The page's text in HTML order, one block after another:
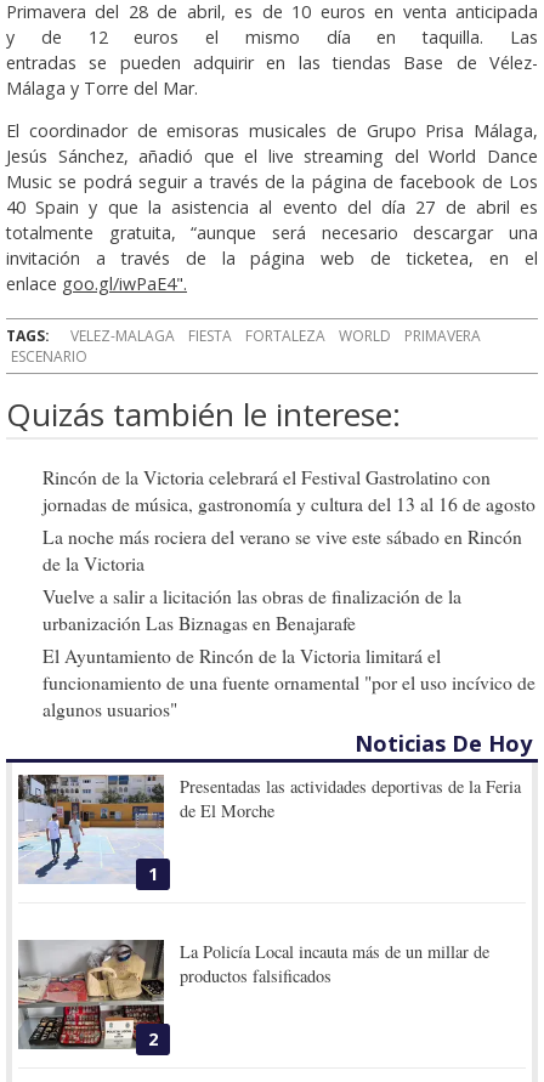
Primavera del 28 de abril, es de 10 euros en venta anticipada
y de 12 euros el mismo día en taquilla. Las
entradas se pueden adquirir en las tiendas Base de Vélez-
Málaga y Torre del Mar.
El coordinador de emisoras musicales de Grupo Prisa Málaga,
Jesús Sánchez, añadió que el live streaming del World Dance
Music se podrá seguir a través de la página de facebook de Los
40 Spain y que la asistencia al evento del día 27 de abril es
totalmente gratuita, “aunque será necesario descargar una
invitación a través de la página web de ticketea, en el
enlace goo.gl/iwPaE4".
TAGS: VELEZ-MALAGA FIESTA FORTALEZA WORLD
PRIMAVERA
ESCENARIO
Quizás también le interese:
Rincón de la Victoria celebrará el Festival Gastrolatino con
jornadas de música, gastronomía y cultura del 13 al 16 de agosto
La noche más rociera del verano se vive este sábado en Rincón
de la Victoria
Vuelve a salir a licitación las obras de finalización de la
urbanización Las Biznagas en Benajarafe
El Ayuntamiento de Rincón de la Victoria limitará el
funcionamiento de una fuente ornamental "por el uso incívico de
algunos usuarios"
Noticias De Hoy
1
Presentadas las actividades deportivas de la Feria
de El Morche
2
La Policía Local incauta más de un millar de
productos falsificados